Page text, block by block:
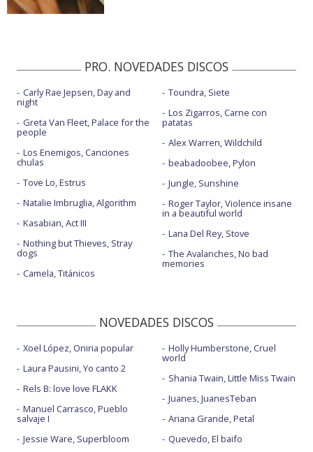
PRO. NOVEDADES DISCOS
Carly Rae Jepsen, Day and
night
Greta Van Fleet, Palace for the
people
Los Enemigos, Canciones
chulas
Tove Lo, Estrus
Natalie Imbruglia, Algorithm
Kasabian, Act III
Nothing but Thieves, Stray
dogs
Camela, Titánicos
Toundra, Siete
Los Zigarros, Carne con
patatas
Alex Warren, Wildchild
beabadoobee, Pylon
Jungle, Sunshine
Roger Taylor, Violence insane
in a beautiful world
Lana Del Rey, Stove
The Avalanches, No bad
memories
NOVEDADES DISCOS
Xoel López, Oniria popular
Laura Pausini, Yo canto 2
Rels B: love love FLAKK
Manuel Carrasco, Pueblo
salvaje I
Jessie Ware, Superbloom
Holly Humberstone, Cruel
world
Shania Twain, Little Miss Twain
Juanes, JuanesTeban
Ariana Grande, Petal
Quevedo, El baifo